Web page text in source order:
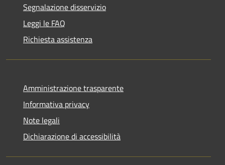
Segnalazione disservizio
Leggi le FAQ
Richiesta assistenza
Amministrazione trasparente
Informativa privacy
Note legali
Dichiarazione di accessibilità